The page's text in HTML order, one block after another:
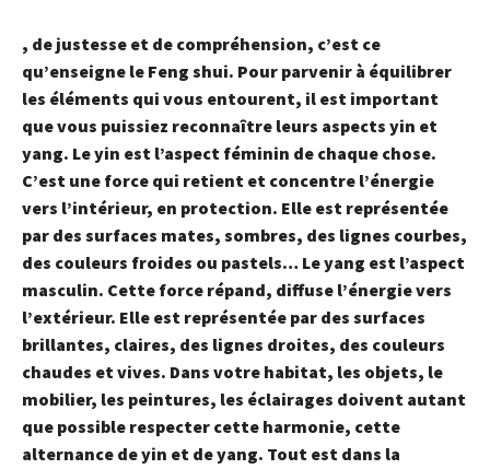
, de justesse et de compréhension, c’est ce
qu’enseigne le Feng shui. Pour parvenir à équilibrer
les éléments qui vous entourent, il est important
que vous puissiez reconnaître leurs aspects yin et
yang. Leyin est l’aspect féminin de chaque chose.
C’est une force qui retient et concentre l’énergie
vers l’intérieur, en protection. Elle est représentée
par des surfaces mates, sombres, des lignes courbes,
des couleurs froides ou pastels… Leyang est l’aspect
masculin. Cette force répand, diffuse l’énergie vers
l’extérieur. Elle est représentée par des surfaces
brillantes, claires, des lignes droites, des couleurs
chaudes et vives. Dans votre habitat, les objets, le
mobilier, les peintures, les éclairages doivent autant
que possible respecter cette harmonie, cette
alternance de yin et de yang. Tout est dans la